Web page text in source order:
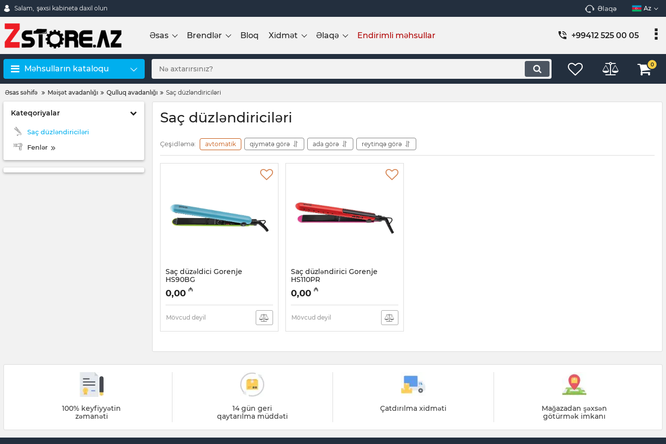
Salam, şəxsi kabinetə daxil olun Əlaqə Az
Əsas Brendlər Bloq Xidmət Əlaqə Endirimli məhsullar +99412 525 00 05
Məhsulların kataloqu 0
Əsas səhifə Məişət avadanlığı Qulluq avadanlığı Saç düzləndiriciləri
Kateqoriyalar
Saç düzləndiriciləri
Fenlər
Saç düzləndiriciləri
Çeşidləmə: avtomatik qiymətə görə ada görə reytinqə görə
Saç düzəldici Gorenje
HS90BG
Artikul: 005038291
0,00 ₼
Mövcud deyil
Saç düzləndirici Gorenje
HS110PR
Artikul: 005038290
0,00 ₼
Mövcud deyil
100% keyfiyyətin
zəmanəti
14 gün geri
qaytarılma müddəti
Çatdırılma xidməti
Mağazadan şəxsən
götürmək imkanı